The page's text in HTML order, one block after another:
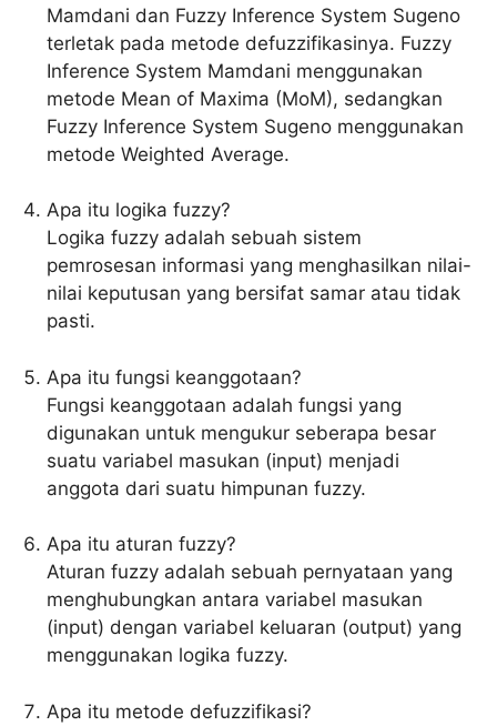
Mamdani dan Fuzzy Inference System Sugeno
terletak pada metode defuzzifikasinya. Fuzzy
Inference System Mamdani menggunakan
metode Mean of Maxima (MoM), sedangkan
Fuzzy Inference System Sugeno menggunakan
metode Weighted Average.
Apa itu logika fuzzy?
Logika fuzzy adalah sebuah sistem
pemrosesan informasi yang menghasilkan nilai-
nilai keputusan yang bersifat samar atau tidak
pasti.
Apa itu fungsi keanggotaan?
Fungsi keanggotaan adalah fungsi yang
digunakan untuk mengukur seberapa besar
suatu variabel masukan (input) menjadi
anggota dari suatu himpunan fuzzy.
Apa itu aturan fuzzy?
Aturan fuzzy adalah sebuah pernyataan yang
menghubungkan antara variabel masukan
(input) dengan variabel keluaran (output) yang
menggunakan logika fuzzy.
Apa itu metode defuzzifikasi?